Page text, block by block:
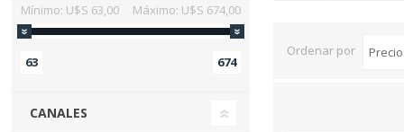
Ordenar por
Mínimo: U$S 63,00 Máximo: U$S 674,00
63 674
CANALES